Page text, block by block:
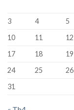
3
4 5
10
11 12
17
18 19
24
25 26
31